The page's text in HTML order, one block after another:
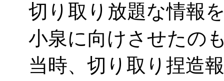
切り取り放題な情報
小泉に向けさせたの
当時、切り取り捏造